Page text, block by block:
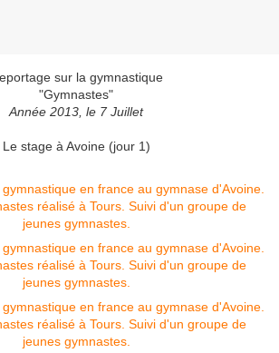
sur la gymnastique
"Gymnastes"
Année 2013, le 7 Juillet
Le stage à Avoine (jour 1)